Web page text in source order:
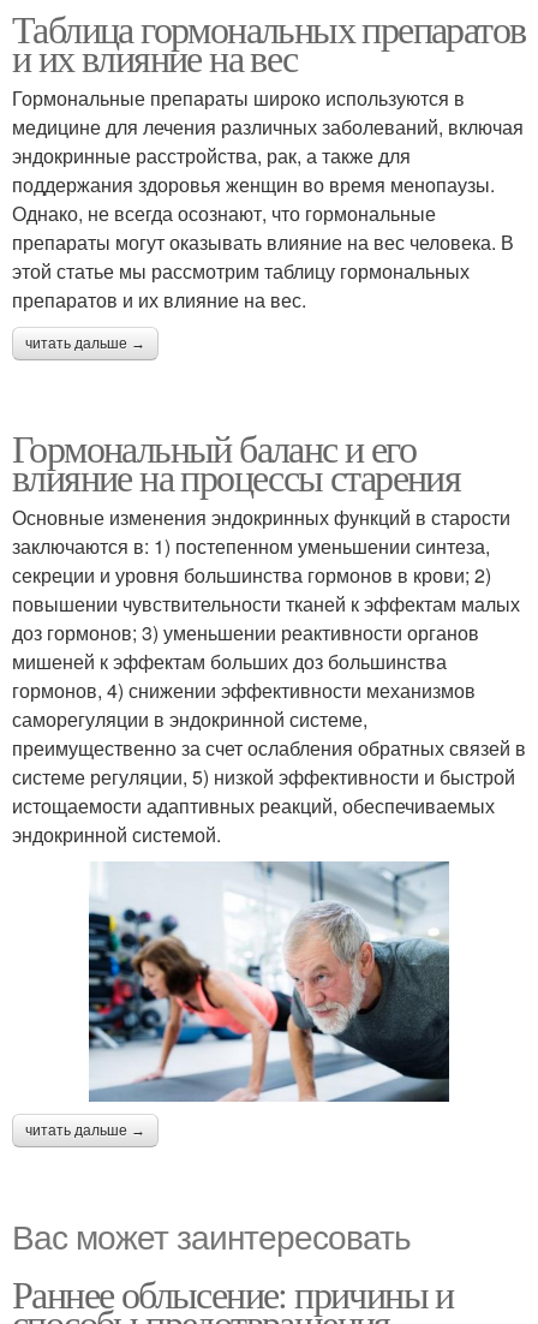
Таблица гормональных препаратов
и их влияние на вес
Гормональные препараты широко используются в
медицине для лечения различных заболеваний, включая
эндокринные расстройства, рак, а также для
поддержания здоровья женщин во время менопаузы.
Однако, не всегда осознают, что гормональные
препараты могут оказывать влияние на вес человека. В
этой статье мы рассмотрим таблицу гормональных
препаратов и их влияние на вес.
читать дальше →
Гормональный баланс и его
влияние на процессы старения
Основные изменения эндокринных функций в старости
заключаются в: 1) постепенном уменьшении синтеза,
секреции и уровня большинства гормонов в крови; 2)
повышении чувствительности тканей к эффектам малых
доз гормонов; 3) уменьшении реактивности органов
мишеней к эффектам больших доз большинства
гормонов, 4) снижении эффективности механизмов
саморегуляции в эндокринной системе,
преимущественно за счет ослабления обратных связей в
системе регуляции, 5) низкой эффективности и быстрой
истощаемости адаптивных реакций, обеспечиваемых
эндокринной системой.
читать дальше →
Вас может заинтересовать
Раннее облысение: причины и